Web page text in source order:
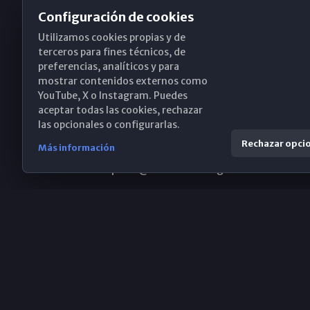
Obispado de Málaga
Santa María, 18-20. 29015 Málaga
(+34) 952 224 386
Configuración de cookies
Utilizamos cookies propias y de
terceros para fines técnicos, de
preferencias, analíticos y para
mostrar contenidos externos como
YouTube, X o Instagram. Puedes
aceptar todas las cookies, rechazar
las opcionales o configurarlas.
Más información Rechazar